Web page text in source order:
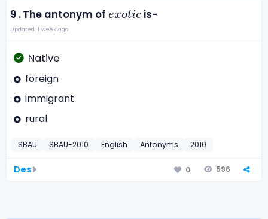
9 .The antonym ofexotic
exoticis-
Updated: 1 week ago
Native
foreign
immigrant
rural
SBAU SBAU-2010 English Antonyms 2010
Des 0 596